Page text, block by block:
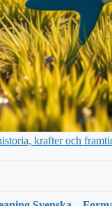
krafter och